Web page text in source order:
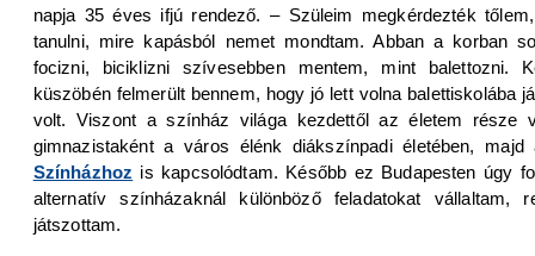
napja 35 éves ifjú rendező. – Szüleim megkérdezték
tanulni, mire kapásból nemet mondtam. Abban a korban
focizni, biciklizni szívesebben mentem, mint balettozni.
küszöbén felmerült bennem, hogy jó lett volna balettiskolába
volt. Viszont a színház világa kezdettől az életem része
gimnazistaként a város élénk diákszínpadi életében,
Színházhoz is kapcsolódtam. Később ez Budapesten úgy
alternatív színházaknál különböző feladatokat vállaltam,
játszottam.